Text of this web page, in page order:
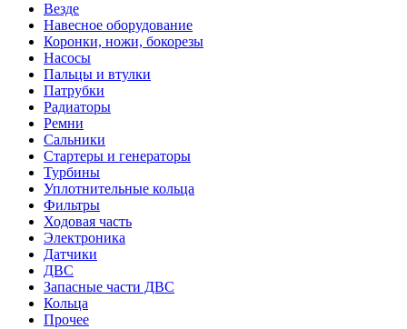
Везде
Навесное оборудование
Коронки, ножи, бокорезы
Насосы
Пальцы и втулки
Патрубки
Радиаторы
Ремни
Сальники
Стартеры и генераторы
Турбины
Уплотнительные кольца
Фильтры
Ходовая часть
Электроника
Датчики
ДВС
Запасные части ДВС
Кольца
Прочее